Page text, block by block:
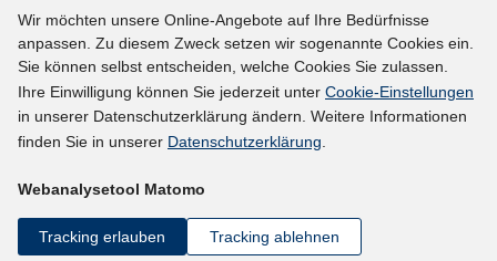
Social-Media-Kanäle
BlueSky
YouTube
LinkedIn
kununu
Netiquette
Wir möchten unsere Online-Angebote auf Ihre Bedürfnisse
anpassen. Zu diesem Zweck setzen wir sogenannte Cookies ein.
Sie können selbst entscheiden, welche Cookies Sie zulassen.
Ihre Einwilligung können Sie jederzeit unter Cookie-Einstellungen
in unserer Datenschutzerklärung ändern. Weitere Informationen
finden Sie in unserer Datenschutzerklärung.
Webanalysetool Matomo
Tracking erlauben Tracking ablehnen